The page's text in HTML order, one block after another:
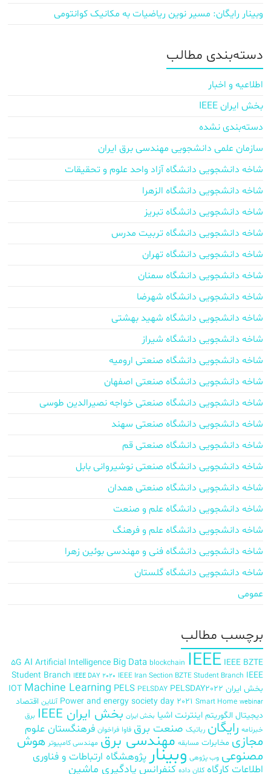
وبینار رایگان: مسیر نوین ریاضیات به مکانیک کوانتومی
دسته‌بندی مطالب
اطلاعیه و اخبار
بخش ایران IEEE
دسته‌بندی نشده
سازمان علمی دانشجویی مهندسی برق ایران
شاخه دانشجویی دانشگاه آزاد واحد علوم و تحقیقات
شاخه دانشجویی دانشگاه الزهرا
شاخه دانشجویی دانشگاه تبریز
شاخه دانشجویی دانشگاه تربیت مدرس
شاخه دانشجویی دانشگاه تهران
شاخه دانشجویی دانشگاه سمنان
شاخه دانشجویی دانشگاه شهرضا
شاخه دانشجویی دانشگاه شهید بهشتی
شاخه دانشجویی دانشگاه شیراز
شاخه دانشجویی دانشگاه صنعتی ارومیه
شاخه دانشجویی دانشگاه صنعتی اصفهان
شاخه دانشجویی دانشگاه صنعتی خواجه نصیرالدین طوسی
شاخه دانشجویی دانشگاه صنعتی سهند
شاخه دانشجویی دانشگاه صنعتی قم
شاخه دانشجویی دانشگاه صنعتی نوشیروانی بابل
شاخه دانشجویی دانشگاه صنعتی همدان
شاخه دانشجویی دانشگاه علم و صنعت
شاخه دانشجویی دانشگاه علم و فرهنگ
شاخه دانشجویی دانشگاه فنی و مهندسی بوئین زهرا
شاخه دانشجویی دانشگاه گلستان
عمومی
برچسب‌ مطالب
5G AI Artificial Intelligence Big Data blockchain IEEE IEEE BZTE
Student Branch IEEE DAY 2020 IEEE Iran Section BZTE Student Branch IEEE
بخش ایران
IOT Machine Learning PELS PELSDAY PELSDAY2022
Power and energy society day 2021 Smart Home webinar آنلاین اقتصاد
دیجیتال الگوریتم اینترنت اشیا بخش ایران بخش ایران IEEE
برق
خبرنامه رایگان رباتیک صنعت برق فاوا فراخوان فرهنگستان علوم
مجازی مخابرات مسابقه مهندسی برق مهندسی کامپیوتر هوش
مصنوعی وب پژوهی وبینارپژوهشگاه ارتباطات و فناوری
اطلاعات کارگاه کلان داده کنفرانس یادگیری ماشین